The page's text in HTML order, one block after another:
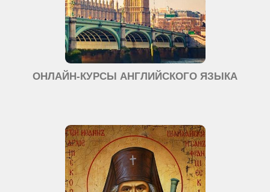
ОНЛАЙН-КУРСЫ АНГЛИЙСКОГО ЯЗЫКА